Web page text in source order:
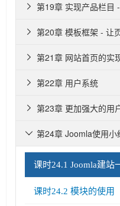
第19章 实现产品栏目

第20章 模板框架 - 让

第21章 网站首页的实

第22章 用户系统

第23章 更加强大的用

第24章 Joomla使用小

课时24.1 Joomla建站
课时24.2 模块的使用